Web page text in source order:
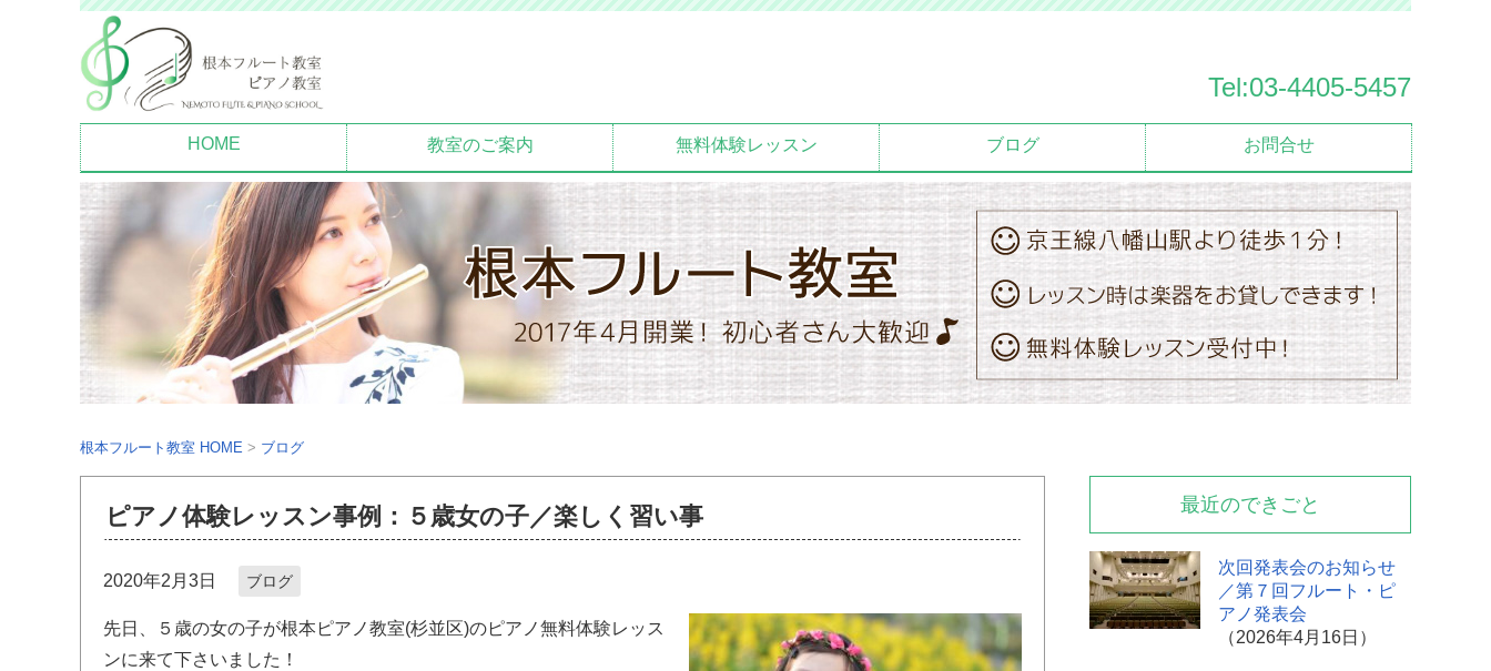
Tel:03-4405-5457
HOME 教室のご案内 無料体験レッスン ブログ お問合せ
根本フルート教室 HOME ブログ
ピアノ体験レッスン事例：５歳女の子／楽しく習い事
2020年2月3日 ブログ
先日、５歳の女の子が根本ピアノ教室(杉並区)のピアノ無料体験レッス
ンに来て下さいました！
最近のできごと
次回発表会のお知らせ
／第７回フルート・ピ
アノ発表会
（2026年4月16日）